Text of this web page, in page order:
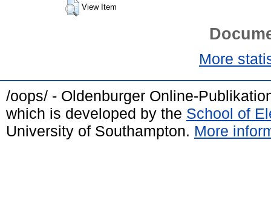
View Item
More
/oops/ - Oldenburger Online-
which is developed by the School of
University of Southampton. More